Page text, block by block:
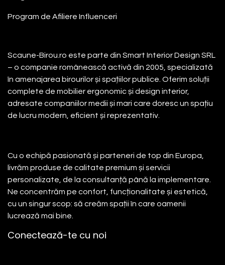
Program de Afiliere Influenceri
Scaune-Birou.ro este parte din Smart Interior Design SRL
– o companie românească activă din 2005, specializată
în amenajarea birourilor și spațiilor publice. Oferim soluții
complete de mobilier ergonomic și design interior,
adresate companiilor medii și mari care doresc un spațiu
de lucru modern, eficient și reprezentativ.
Cu o echipă pasionată și parteneri de top din Europa,
livrăm produse de calitate premium și servicii
personalizate, de la consultanță până la implementare.
Ne concentrăm pe confort, funcționalitate și estetică,
cu un singur scop: să creăm spații în care oamenii
lucrează mai bine.
Conectează-te cu noi